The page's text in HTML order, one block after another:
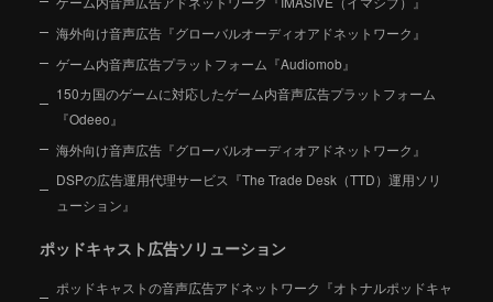
海外向け音声広告『グローバルオーディオアドネットワーク』
ゲーム内音声広告プラットフォーム『Audiomob』
150カ国のゲームに対応したゲーム内音声広告プラットフォーム
『Odeeo』
海外向け音声広告『グローバルオーディオアドネットワーク』
DSPの広告運用代理サービス『The Trade Desk（TTD）運用ソリ
ューション』
ポッドキャスト広告ソリューション
ポッドキャストの音声広告アドネットワーク『オトナルポッドキャ